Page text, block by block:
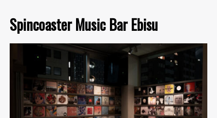
Spincoaster Music Bar Ebisu